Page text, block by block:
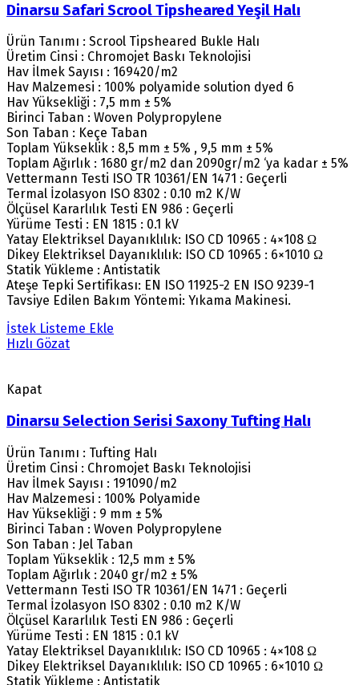
Dinarsu Safari Scrool Tipsheared Yeşil Halı
Ürün Tanımı : Scrool Tipsheared Bukle Halı
Üretim Cinsi : Chromojet Baskı Teknolojisi
Hav İlmek Sayısı : 169420/m2
Hav Malzemesi : 100% polyamide solution dyed 6
Hav Yüksekliği : 7,5 mm ± 5%
Birinci Taban : Woven Polypropylene
Son Taban : Keçe Taban
Toplam Yükseklik : 8,5 mm ± 5% , 9,5 mm ± 5%
Toplam Ağırlık : 1680 gr/m2 dan 2090gr/m2 ‘ya kadar ± 5%
Vettermann Testi ISO TR 10361/EN 1471 : Geçerli
Termal İzolasyon ISO 8302 : 0.10 m2 K/W
Ölçüsel Kararlılık Testi EN 986 : Geçerli
Yürüme Testi : EN 1815 : 0.1 kV
Yatay Elektriksel Dayanıklılık: ISO CD 10965 : 4×108 Ω
Dikey Elektriksel Dayanıklılık: ISO CD 10965 : 6×1010 Ω
Statik Yükleme : Antistatik
Ateşe Tepki Sertifikası: EN ISO 11925-2 EN ISO 9239-1
Tavsiye Edilen Bakım Yöntemi: Yıkama Makinesi.
İstek Listeme Ekle
Hızlı Gözat
Kapat
Dinarsu Selection Serisi Saxony Tufting Halı
Ürün Tanımı : Tufting Halı
Üretim Cinsi : Chromojet Baskı Teknolojisi
Hav İlmek Sayısı : 191090/m2
Hav Malzemesi : 100% Polyamide
Hav Yüksekliği : 9 mm ± 5%
Birinci Taban : Woven Polypropylene
Son Taban : Jel Taban
Toplam Yükseklik : 12,5 mm ± 5%
Toplam Ağırlık : 2040 gr/m2 ± 5%
Vettermann Testi ISO TR 10361/EN 1471 : Geçerli
Termal İzolasyon ISO 8302 : 0.10 m2 K/W
Ölçüsel Kararlılık Testi EN 986 : Geçerli
Yürüme Testi : EN 1815 : 0.1 kV
Yatay Elektriksel Dayanıklılık: ISO CD 10965 : 4×108 Ω
Dikey Elektriksel Dayanıklılık: ISO CD 10965 : 6×1010 Ω
Statik Yükleme : Antistatik